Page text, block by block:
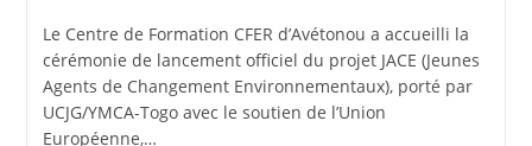
Le Centre de Formation CFER d’Avétonou a accueilli la
cérémonie de lancement officiel du projet JACE (Jeunes
Agents de Changement Environnementaux), porté par
UCJG/YMCA-Togo avec le soutien de l’Union
Européenne,…